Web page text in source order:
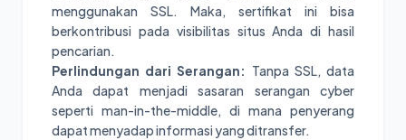
menggunakan SSL. Maka, sertifikat ini bisa
berkontribusi pada visibilitas situs Anda di hasil
pencarian.
Perlindungan dari Serangan: Tanpa SSL, data
Anda dapat menjadi sasaran serangan cyber
seperti man-in-the-middle, di mana penyerang
dapat menyadap informasi yang ditransfer.